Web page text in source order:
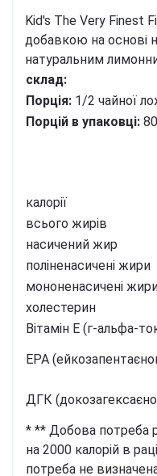
Kid's The Very Finest
добавкою на основі
натуральним
склад:
Порція: 1/2 чайної
Порцій в упаковці: 80
калорії
всього жирів
насичений жир
поліненасичені жири
мононенасичені
холестерин
Вітамін Е (г-альфа-
EPA
ДГК
* ** Добова потреба
на 2000 калорій в
потреба не